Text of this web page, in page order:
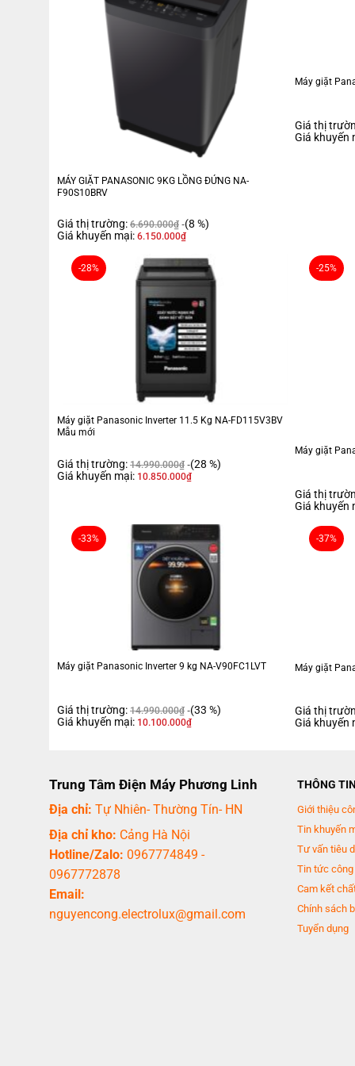
MÁY GIẶT PANASONIC 9KG LỒNG ĐỨNG NA-
F90S10BRV
Giá thị trường: 6.690.000₫ (8 %)
Giá khuyến mại: 6.150.000₫
Máy giặt
Giá thị
Giá khuyến
-28%
Máy giặt Panasonic Inverter 11.5 Kg NA-FD115V3BV
Mẫu mới
Giá thị trường: 14.990.000₫ (28 %)
Giá khuyến mại: 10.850.000₫
-25%
Máy giặt
Giá thị
Giá khuyến
-33%
Máy giặt Panasonic Inverter 9 kg NA-V90FC1LVT
Giá thị trường: 14.990.000₫ (33 %)
Giá khuyến mại: 10.100.000₫
-37%
Máy giặt
Giá thị
Giá khuyến
Trung Tâm Điện Máy Phương Linh
Địa chỉ: Tự Nhiên- Thường Tín- HN
Địa chỉ kho: Cảng Hà Nội
Hotline/Zalo: 0967774849 -
0967772878
Email:
nguyencong.electrolux@gmail.com
THÔNG TIN
Giới thiệu
Tin khuyến
Tư vấn tiêu
Tin tức công
Cam kết
Chính sách
Tuyển dụng